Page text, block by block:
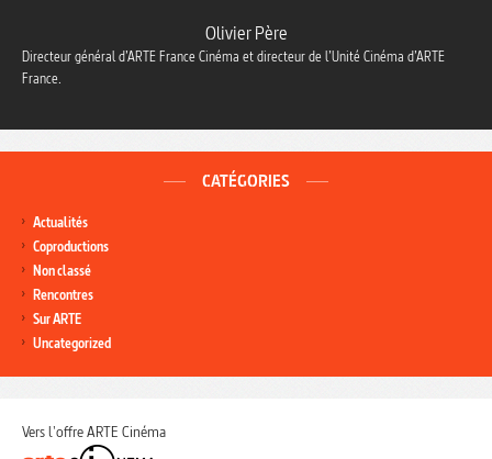
Olivier Père
Directeur général d’ARTE France Cinéma et directeur de l’Unité Cinéma d’ARTE
France.
CATÉGORIES
Actualités
Coproductions
Non classé
Rencontres
Sur ARTE
Uncategorized
Vers l'offre ARTE Cinéma